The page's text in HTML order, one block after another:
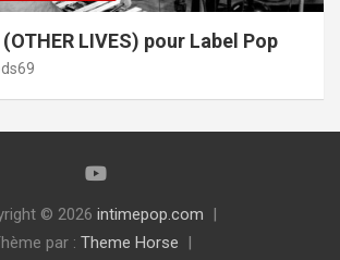
(OTHER LIVES) pour Label Pop
© 2026 intimepop.com
par : Theme Horse